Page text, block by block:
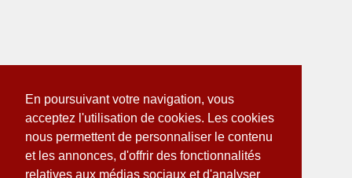
En poursuivant votre navigation, vous
acceptez l'utilisation de cookies. Les cookies
nous permettent de personnaliser le contenu
et les annonces, d'offrir des fonctionnalités
relatives aux médias sociaux et d'analyser